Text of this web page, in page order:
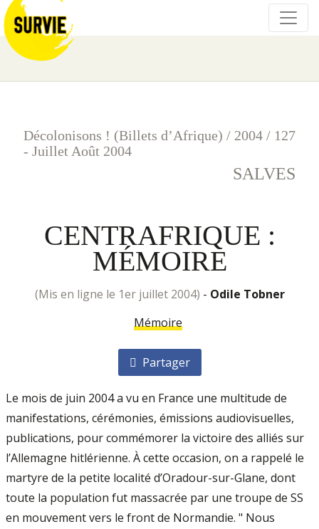
Décolonisons ! (Billets d’Afrique) / 2004 / 127
- Juillet Août 2004
SALVES
CENTRAFRIQUE :
MÉMOIRE
(mis en ligne le 1er juillet 2004) - Odile Tobner
Mémoire
Partager
Le mois de juin 2004 a vu en France une multitude de
manifestations, cérémonies, émissions audiovisuelles,
publications, pour commémorer la victoire des alliés sur
l’Allemagne hitlérienne. À cette occasion, on a rappelé le
martyre de la petite localité d’Oradour-sur-Glane, dont
toute la population fut massacrée par une troupe de SS
en mouvement vers le front de Normandie. " Nous